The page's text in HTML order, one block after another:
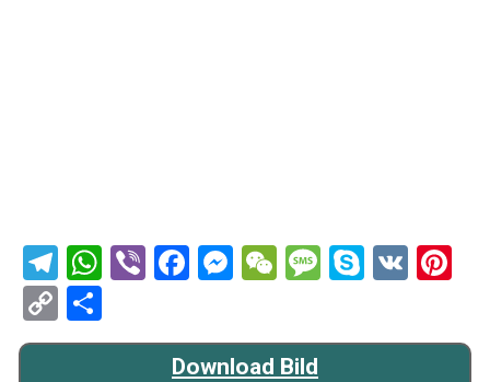
Telegram
WhatsApp
ViberFacebook
Messenger
WeChat
Message
Skype
VK
Copy
Link
Download Bild